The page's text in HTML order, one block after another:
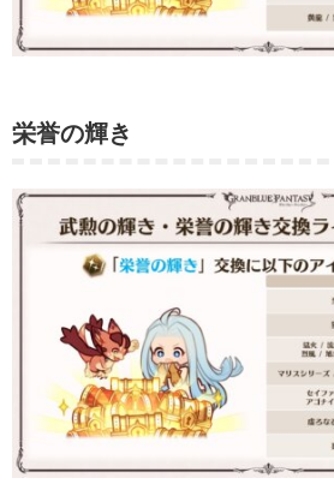
栄誉の輝き